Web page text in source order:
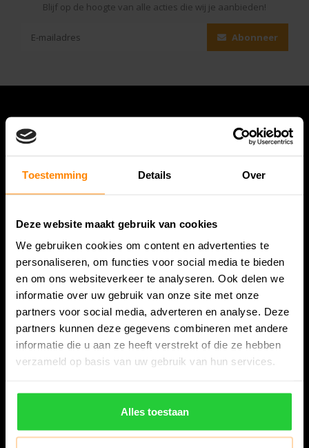
Toestemming Details Over
Deze website maakt gebruik van cookies
We gebruiken cookies om content en advertenties te
personaliseren, om functies voor social media te bieden
en om ons websiteverkeer te analyseren. Ook delen we
informatie over uw gebruik van onze site met onze
partners voor social media, adverteren en analyse. Deze
partners kunnen deze gegevens combineren met andere
informatie die u aan ze heeft verstrekt of die ze hebben
verzameld op basis van uw gebruik van hun services.
Alles toestaan
Blijf op de hoogte van alle acties die wij je aanbieden!
Abonneer
Bespanracket.nl is dé racketspecialist van Lelystad en
omstreken.
Snijdersstraat 6
8224 AA Lelystad
Nederland